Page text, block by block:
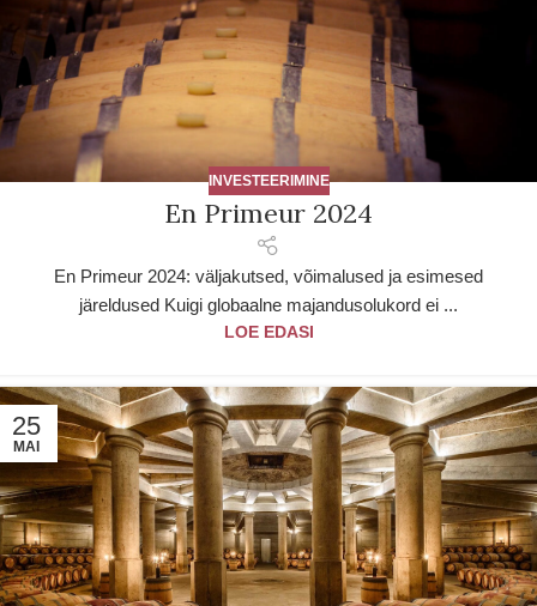
INVESTEERIMINE
En Primeur 2024
En Primeur 2024: väljakutsed, võimalused ja esimesed
järeldused Kuigi globaalne majandusolukord ei ...
LOE EDASI
25
MAI